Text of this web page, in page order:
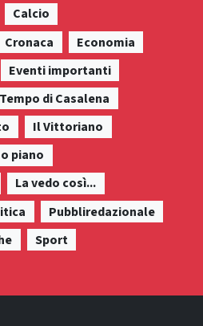
Calcio
Cronaca
Economia
Eventi importanti
di Casalena
Il Vittoriano
piano
La vedo così...
Pubbliredazionale
Sport